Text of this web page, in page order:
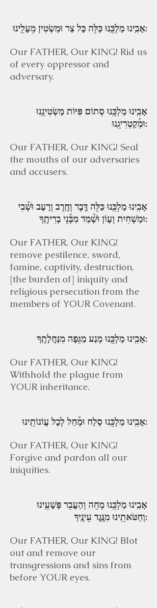
אָבִֽינוּ מַלְכֵּֽנוּ כַּלֵּה כָּל צַר וּמַשְׂטִין מֵעָלֵֽינוּ:
Our FATHER, Our KING! Rid us
of every oppressor and
adversary.
אָבִֽינוּ מַלְכֵּֽנוּ סְתוֹם פִּיּוֹת מַשְׂטִינֵֽנוּ
וּמְ֒קַטְרִיגֵֽנוּ:
Our FATHER, Our KING! Seal
the mouths of our adversaries
and accusers.
אָבִֽינוּ מַלְכֵּֽנוּ כַּלֵּה דֶּֽבֶר וְחֶֽרֶב וְרָעָב וּשְׁ֒בִי
וּמַשְׁחִית וְעָוֹן וּשְׁ֒מַד מִבְּ֒נֵי בְרִיתֶֽךָ:
Our FATHER, Our KING!
remove pestilence, sword,
famine, captivity, destruction,
[the burden of] iniquity and
religious persecution from the
members of YOUR Covenant.
אָבִֽינוּ מַלְכֵּֽנוּ מְנַע מַגֵּפָה מִנַּחֲלָתֶֽךָ:
Our FATHER, Our KING!
Withhold the plague from
YOUR inheritance.
אָבִֽינוּ מַלְכֵּֽנוּ סְלַח וּמְ֒חַל לְכָל עֲוֹנוֹתֵֽינוּ:
Our FATHER, Our KING!
Forgive and pardon all our
iniquities.
אָבִֽינוּ מַלְכֵּֽנוּ מְחֵה וְהַעֲבֵר פְּשָׁעֵֽינוּ
וְחַטֹּאתֵֽינוּ מִנֶּֽגֶד עֵינֶֽיךָ:
Our FATHER, Our KING! Blot
out and remove our
transgressions and sins from
before YOUR eyes.